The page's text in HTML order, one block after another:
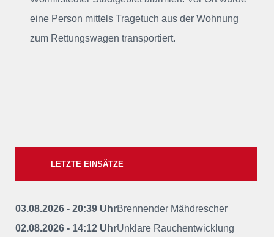
eine Person mittels Tragetuch aus der Wohnung
zum Rettungswagen transportiert.
LETZTE EINSÄTZE
03.08.2026 - 20:39 UhrBrennender Mähdrescher
02.08.2026 - 14:12 UhrUnklare Rauchentwicklung